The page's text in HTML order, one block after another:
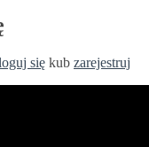
się kub zarejestruj